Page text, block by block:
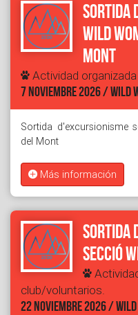
Sortida
Wild
Mont
Actividad
7 NOVIEMBRE 2026 / WILD
Sortida d'excursionisme
del Mont
Más información
Sortida
secció
club/voluntarios.
22 NOVIEMBRE 2026 / WILD